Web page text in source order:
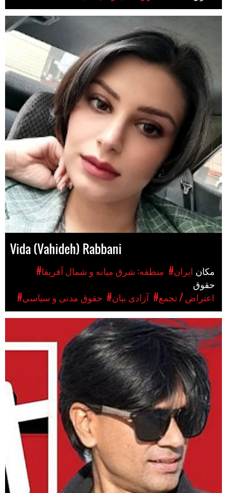
Vida (Vahideh) Rabbani
#منطقه: شرق میانه و شمال آفریقا
#ایران
#حقوق مدنی و سیاسی
#آزادی بیان #اعتراض / تجمع